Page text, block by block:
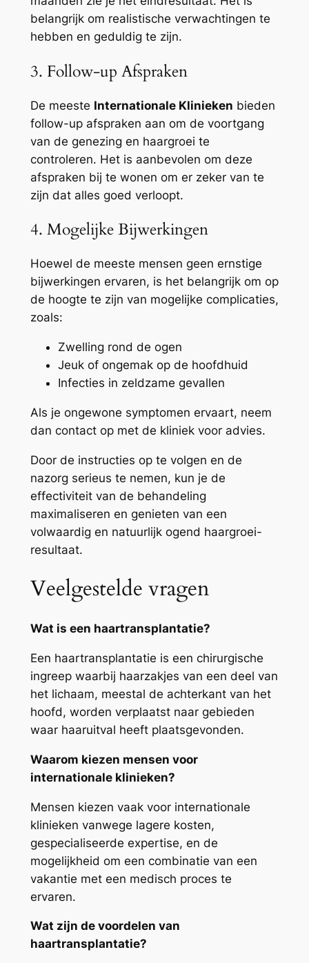
belangrijk om realistische verwachtingen te
hebben en geduldig te zijn.
3. Follow-up Afspraken
De meeste Internationale Klinieken bieden
follow-up afspraken aan om de voortgang
van de genezing en haargroei te
controleren. Het is aanbevolen om deze
afspraken bij te wonen om er zeker van te
zijn dat alles goed verloopt.
4. Mogelijke Bijwerkingen
Hoewel de meeste mensen geen ernstige
bijwerkingen ervaren, is het belangrijk om op
de hoogte te zijn van mogelijke complicaties,
zoals:
Zwelling rond de ogen
Jeuk of ongemak op de hoofdhuid
Infecties in zeldzame gevallen
Als je ongewone symptomen ervaart, neem
dan contact op met de kliniek voor advies.
Door de instructies op te volgen en de
nazorg serieus te nemen, kun je de
effectiviteit van de behandeling
maximaliseren en genieten van een
volwaardig en natuurlijk ogend haargroei-
resultaat.
Veelgestelde vragen
Wat is een haartransplantatie?
Een haartransplantatie is een chirurgische
ingreep waarbij haarzakjes van een deel van
het lichaam, meestal de achterkant van het
hoofd, worden verplaatst naar gebieden
waar haaruitval heeft plaatsgevonden.
Waarom kiezen mensen voor
internationale klinieken?
Mensen kiezen vaak voor internationale
klinieken vanwege lagere kosten,
gespecialiseerde expertise, en de
mogelijkheid om een combinatie van een
vakantie met een medisch proces te
ervaren.
Wat zijn de voordelen van
haartransplantatie?